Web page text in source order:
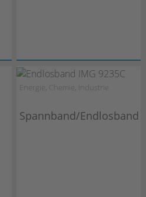
Energie, Chemie, Industrie
Spannband/Endlosband